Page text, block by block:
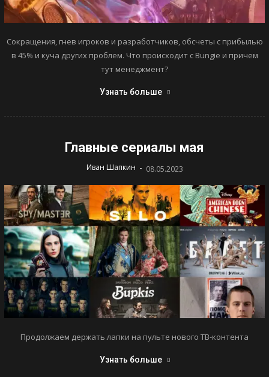
Сокращения, гнев игроков и разработчиков, обсчеты с прибылью
в 45% и куча других проблем. Что происходит с Bungie и причем
тут менеджмент?
Узнать больше
Главные сериалы мая
Иван Шапкин - 08.05.2023
Продолжаем держать лапки на пульте нового ТВ-контента
Узнать больше